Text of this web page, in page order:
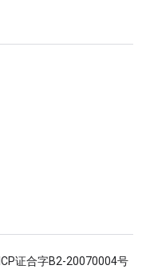
ICP证合字B2-20070004号